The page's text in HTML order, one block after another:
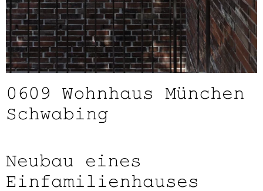
0609 Wohnhaus München
Schwabing
Neubau eines
Einfamilienhauses